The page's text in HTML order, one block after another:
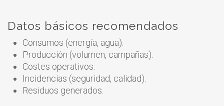
Datos básicos recomendados
Consumos (energía, agua).
Producción (volumen, campañas).
Costes operativos.
Incidencias (seguridad, calidad).
Residuos generados.